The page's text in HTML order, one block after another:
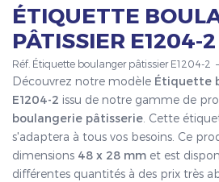
ÉTIQUETTE
PÂTISSIER E1204-2
Réf. Étiquette boulanger pâtissier E1204-
Découvrez notre modèle Étiquette
E1204-2 issu de notre gamme de
boulangerie pâtisserie . Cette
s'adaptera à tous vos besoins. Ce
dimensions 48 x 28 mm et est
différentes quantités à des prix très